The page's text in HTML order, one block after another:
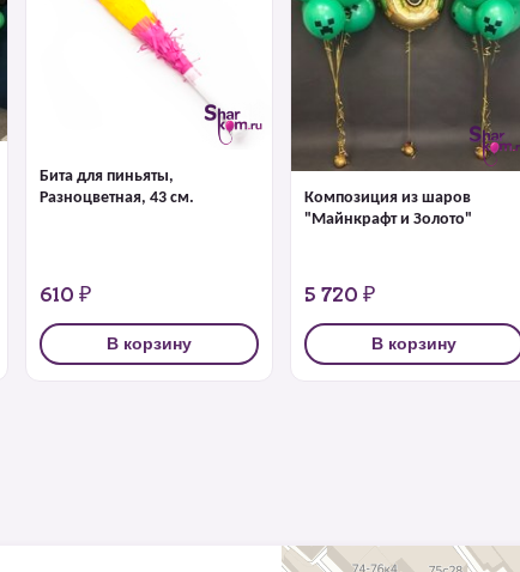
Бита для пиньяты,
Разноцветная, 43 см.
610 ₽
В корзину
Композиция из шаров
"Майнкрафт и Золото"
5 720 ₽
В корзину